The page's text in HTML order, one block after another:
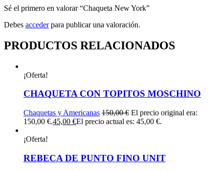
Sé el primero en valorar “Chaqueta New York”
Debes accederpara publicar una valoración.
PRODUCTOS RELACIONADOS
¡Oferta!
CHAQUETA CON TOPITOS MOSCHINO
Chaquetas y Americanas 150,00€ El precio original era:
150,00 €.45,00 €El precio actual es: 45,00 €.
¡Oferta!
REBECA DE PUNTO FINO UNIT